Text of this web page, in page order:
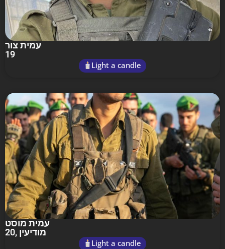
עמית צור
19
Light a candle
עמית מוסט
20 , מודיעין
Light a candle